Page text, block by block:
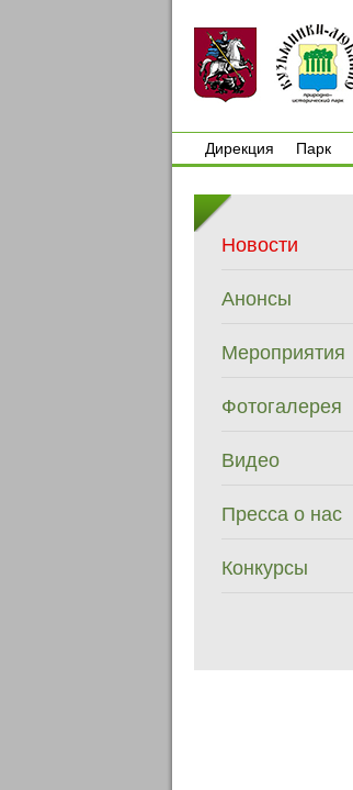
Дирекция
Парк
Новости
Анонсы
Мероприятия
Фотогалерея
Видео
Пресса о нас
Конкурсы